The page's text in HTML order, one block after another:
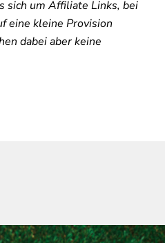
sich um Affiliate Links, bei
eine kleine Provision
dabei aber keine